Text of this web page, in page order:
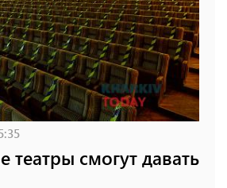
театры смогут давать